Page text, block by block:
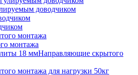
доводчиком
монтажа
18 ммНаправляющие скрытого